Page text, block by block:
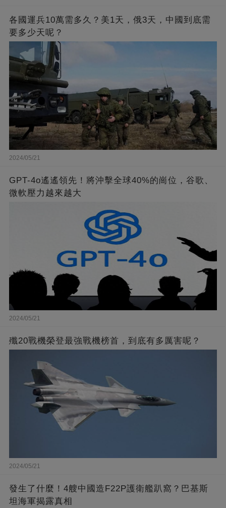
各國運兵10萬需多久？美1天，俄3天，中國到底需
要多少天呢？
2024/05/21
GPT-4o遙遙領先！將沖擊全球40%的崗位，谷歌、
微軟壓力越來越大
2024/05/21
殲20戰機榮登最強戰機榜首，到底有多厲害呢？
2024/05/21
發生了什麼！4艘中國造F22P護衛艦趴窩？巴基斯
坦海軍揭露真相